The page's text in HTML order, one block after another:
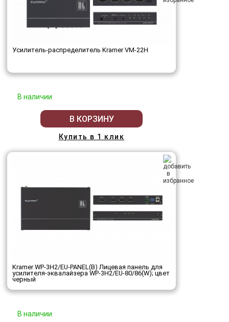
Усилитель-распределитель Kramer VM-22H
В наличии
В КОРЗИНУ
Купить в 1 клик
Kramer WP-3H2/EU-PANEL(B) Лицевая панель для
усилителя-эквалайзера WP-3H2/EU-80/86(W); цвет
черный
В наличии